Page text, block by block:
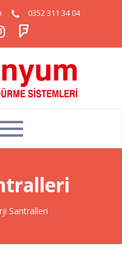
0352 311 34 04
Santralleri